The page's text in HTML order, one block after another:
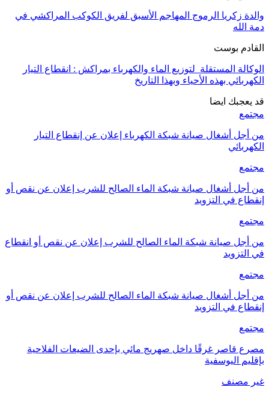
والدة زكريا الرموج المهاجم الأسبق لفريق الكوكب المراكشي في
دمة الله
القادم بوست
الوكالة المستقلة لتوزيع الماء والكهرباء بمراكش : انقطاع التيار
الكهربائي بهذه الأحياء وبهذا التاريخ
قد يعجبك ايضا
مجتمع
من أجل أشغال صيانة شبكة الكهرباء إعلان عن إنقطاع التيار
الكهربائي
مجتمع
من أجل أشغال صيانة شبكة الماء الصالح للشرب إعلان عن نقص أو
إنقطاع في التزويد
مجتمع
من أجل صيانة شبكة الماء الصالح للشرب إعلان عن نقص أو انقطاع
في التزويد
مجتمع
من أجل أشغال صيانة شبكة الماء الصالح للشرب إعلان عن نقص أو
إنقطاع في التزويد
مجتمع
مصرع قاصر غرقًا داخل صهريج مائي بإحدى الضيعات الفلاحية
بإقليم اليوسفية
غير مصنف